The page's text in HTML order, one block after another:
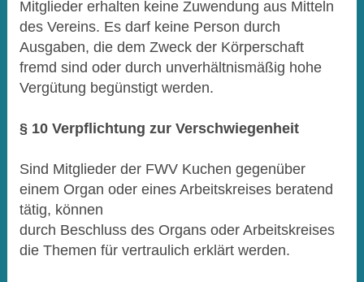
Mitglieder erhalten keine Zuwendung aus Mitteln
des Vereins. Es darf keine Person durch
Ausgaben, die dem Zweck der Körperschaft
fremd sind oder durch unverhältnismäßig hohe
Vergütung begünstigt werden.
§ 10 Verpflichtung zur Verschwiegenheit
Sind Mitglieder der FWV Kuchen gegenüber
einem Organ oder eines Arbeitskreises beratend
tätig, können
durch Beschluss des Organs oder Arbeitskreises
die Themen für vertraulich erklärt werden.